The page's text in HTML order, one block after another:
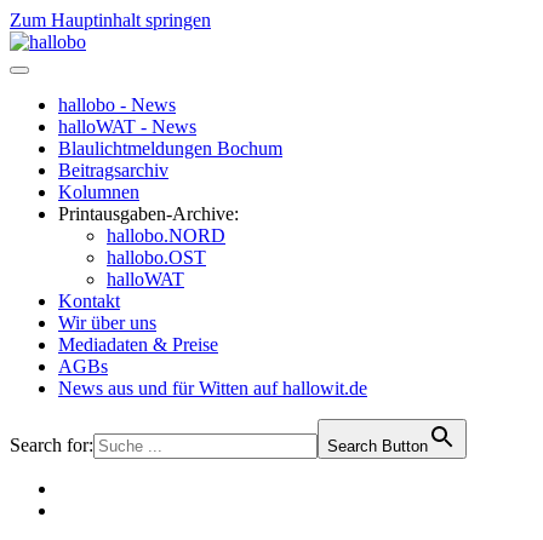
Zum Hauptinhalt springen
hallobo - News
halloWAT - News
Blaulichtmeldungen Bochum
Beitragsarchiv
Kolumnen
Printausgaben-Archive:
hallobo.NORD
hallobo.OST
halloWAT
Kontakt
Wir über uns
Mediadaten & Preise
AGBs
News aus und für Witten auf hallowit.de
Search for: Search Button